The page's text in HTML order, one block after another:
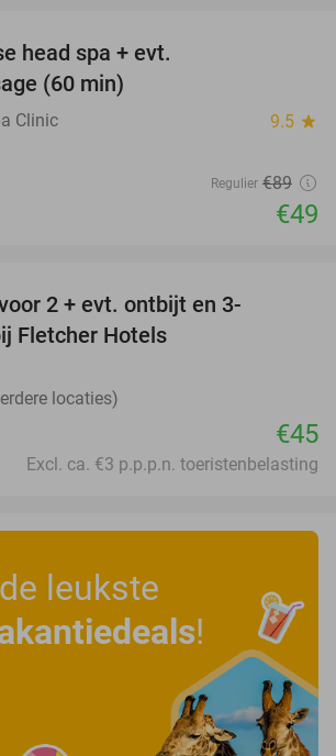
head spa + evt.
(60 min)
Clinic 9.5 star
Regulier €89
€49
2 + evt. ontbijt en 3-
Fletcher Hotels
locaties)
€45
Excl. ca. €3 p.p.p.n. toeristenbelasting
leukste
!